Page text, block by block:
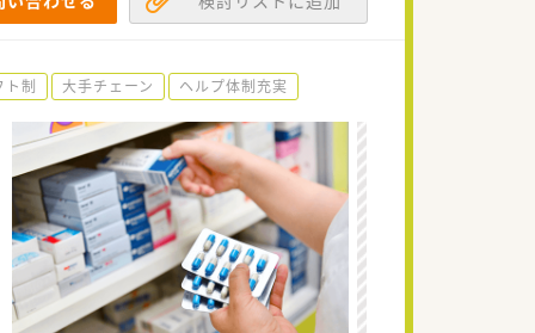
ト制 大手チェーン ヘルプ体制充実